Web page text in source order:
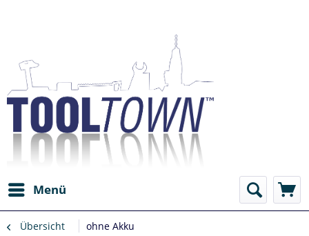
Menü
Übersicht ohne Akku